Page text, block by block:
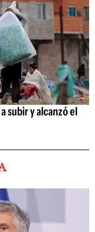
subir y alcanzó el